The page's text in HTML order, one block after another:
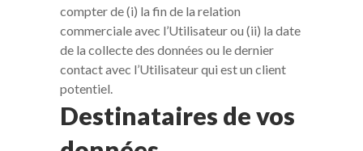
compter de (i) la fin de la relation
commerciale avec l’Utilisateur ou (ii) la date
de la collecte des données ou le dernier
contact avec l’Utilisateur qui est un client
potentiel.
Destinataires de vos